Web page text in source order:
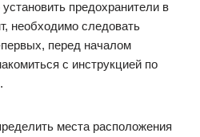
предохранители в
необходимо следовать
перед началом
с инструкцией по
места расположения